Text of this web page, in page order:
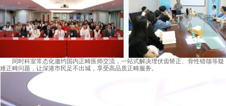
同时科室常态化邀约国内正畸医师交流，一站式解决埋伏齿矫正、骨性错颌等疑
难正畸问题，让深港市民足不出城，享受高品质正畸服务。